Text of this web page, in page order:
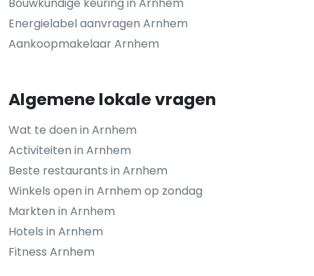
Energielabel aanvragen Arnhem
Aankoopmakelaar Arnhem
Algemene lokale vragen
Wat te doen in Arnhem
Activiteiten in Arnhem
Beste restaurants in Arnhem
Winkels open in Arnhem op zondag
Markten in Arnhem
Hotels in Arnhem
Fitness Arnhem